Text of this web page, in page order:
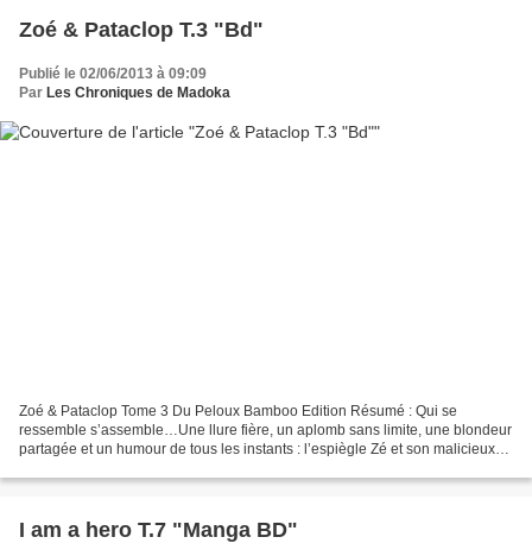
Zoé & Pataclop T.3 "Bd"
Publié le 02/06/2013 à 09:09
Par Les Chroniques de Madoka
Zoé & Pataclop Tome 3 Du Peloux Bamboo Edition Résumé : Qui se
ressemble s’assemble…Une llure fière, un aplomb sans limite, une blondeur
partagée et un humour de tous les instants : l’espiègle Zé et son malicieux
I am a hero T.7 "Manga BD"